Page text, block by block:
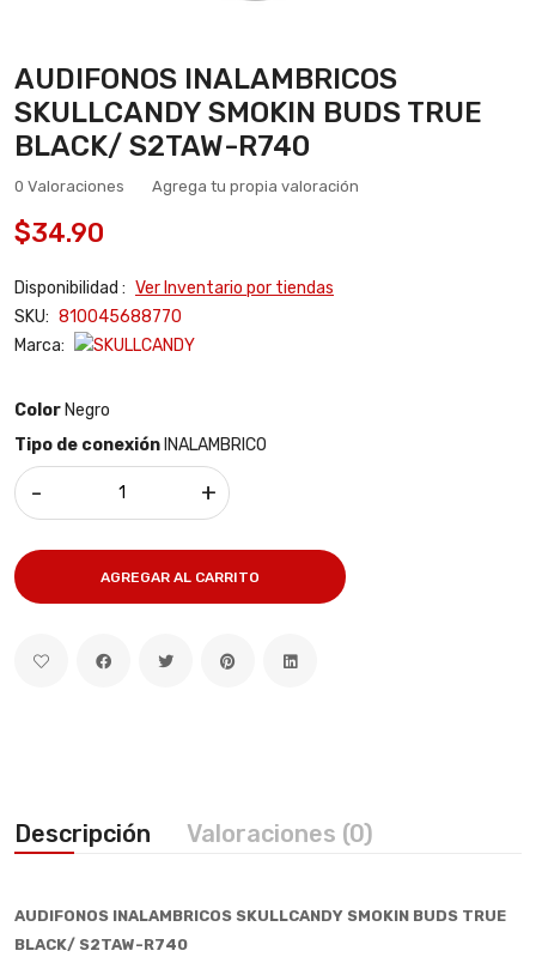
AUDIFONOS INALAMBRICOS
SKULLCANDY SMOKIN BUDS TRUE
BLACK/ S2TAW-R740
0 Valoraciones Agrega tu propia valoración
$34.90
Disponibilidad : Ver Inventario por tiendas
SKU: 810045688770
Marca:
Color Negro
Tipo de conexión INALAMBRICO
- +
AGREGAR AL CARRITO
Descripción Valoraciones (0)
AUDIFONOS INALAMBRICOS SKULLCANDY SMOKIN BUDS TRUE
BLACK/ S2TAW-R740